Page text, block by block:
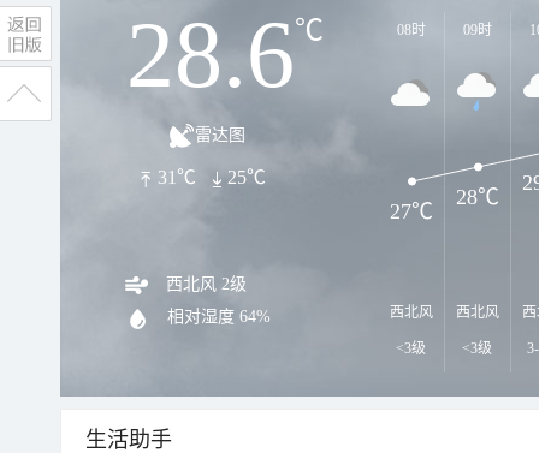
28.6℃
雷达图
31℃ 25℃
西北风 2级
相对湿度 64%
08时
西北风
<3级
09时
西北风
<3级
27℃
28℃
生活助手